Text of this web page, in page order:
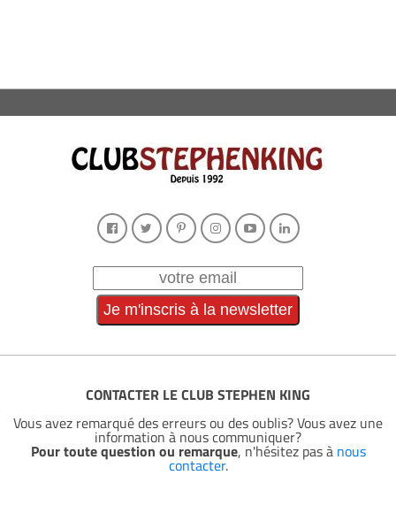
CONTACTER LE CLUB STEPHEN KING
Vous avez remarqué des erreurs ou des oublis? Vous avez une
information à nous communiquer?
Pour toute question ou remarque, n'hésitez pas à nous
contacter.